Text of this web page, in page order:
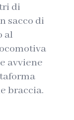
di
sacco di
al
avviene
braccia.